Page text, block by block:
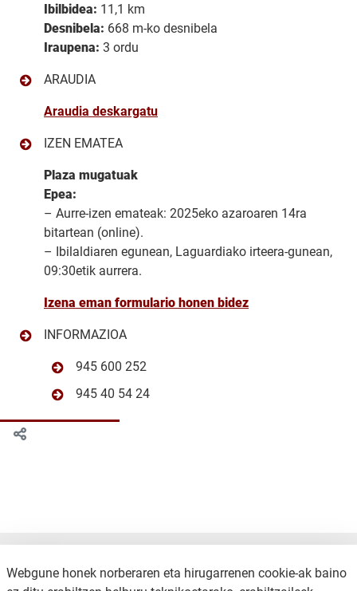
Ibilbidea: 11,1 km
Desnibela: 668 m-ko desnibela
Iraupena: 3 ordu
ARAUDIA
Araudia deskargatu
IZEN EMATEA
Plaza mugatuak
Epea:
– Aurre-izen emateak: 2025eko azaroaren 14ra
bitartean (online).
– Ibilaldiaren egunean, Laguardiako irteera-gunean,
09:30etik aurrera.
Izena eman formulario honen bidez
INFORMAZIOA
945 600 252
945 40 54 24
Webgune honek norberaren eta hirugarrenen cookie-ak baino